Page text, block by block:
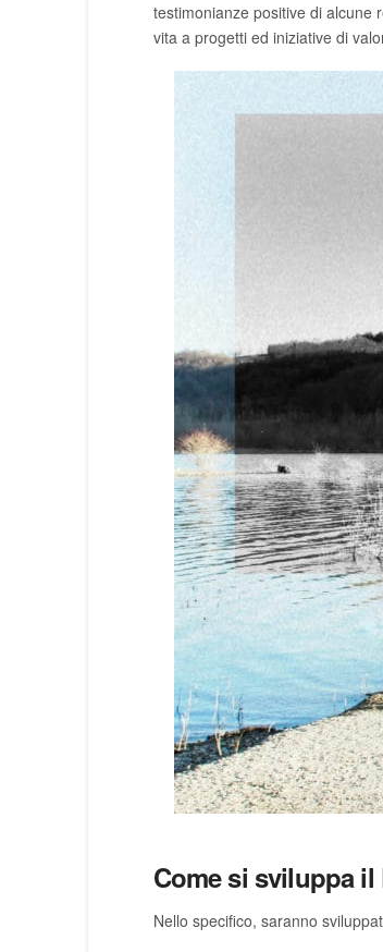
testimonianze positive di alcune
vita a progetti ed iniziative di
Come si sviluppa il
Nello specifico, saranno